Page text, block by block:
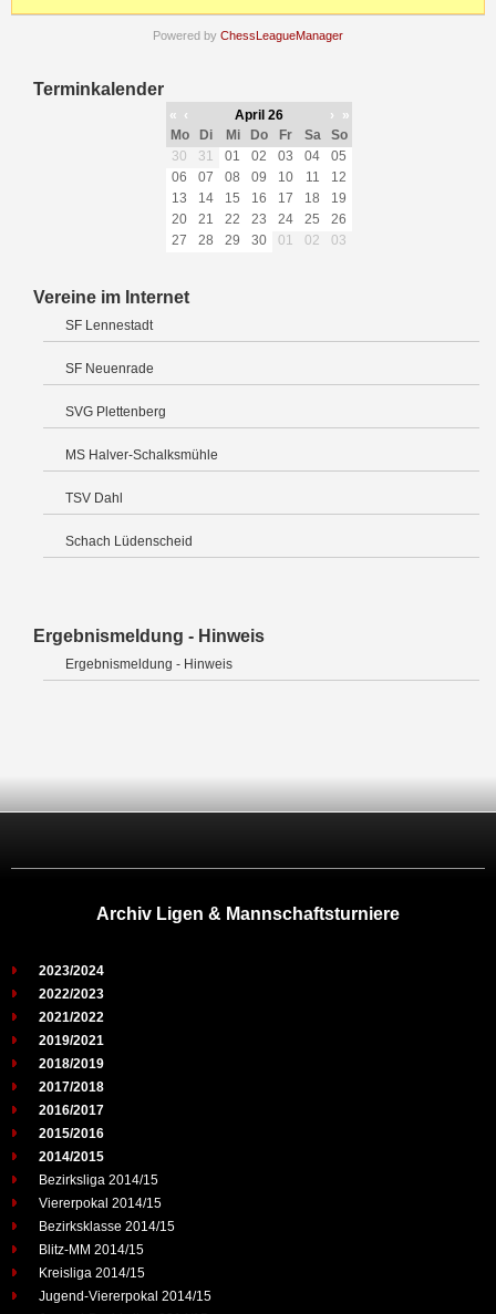
Powered by ChessLeagueManager
Terminkalender
« ‹ April 26 ›
»
Mo
Di Mi Do Fr Sa
So
30
31 01 02 03 04
05
06
07 08 09 10 11
12
13
14 15 16 17 18
19
20
21 22 23 24 25
26
27
28 29 30 01 02 03
Vereine im Internet
SF Lennestadt
SF Neuenrade
SVG Plettenberg
MS Halver-Schalksmühle
TSV Dahl
Schach Lüdenscheid
Ergebnismeldung - Hinweis
Ergebnismeldung - Hinweis
Archiv Ligen & Mannschaftsturniere
2023/2024
2022/2023
2021/2022
2019/2021
2018/2019
2017/2018
2016/2017
2015/2016
2014/2015
Bezirksliga 2014/15
Viererpokal 2014/15
Bezirksklasse 2014/15
Blitz-MM 2014/15
Kreisliga 2014/15
Jugend-Viererpokal 2014/15